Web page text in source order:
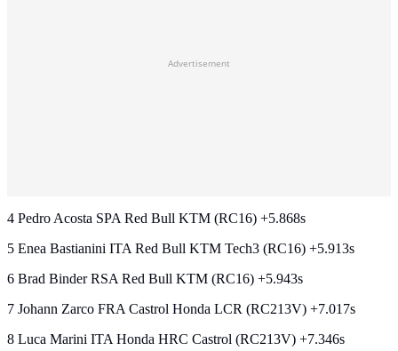
Advertisement
4 Pedro Acosta SPA Red Bull KTM (RC16) +5.868s
5 Enea Bastianini ITA Red Bull KTM Tech3 (RC16) +5.913s
6 Brad Binder RSA Red Bull KTM (RC16) +5.943s
7 Johann Zarco FRA Castrol Honda LCR (RC213V) +7.017s
8 Luca Marini ITA Honda HRC Castrol (RC213V) +7.346s